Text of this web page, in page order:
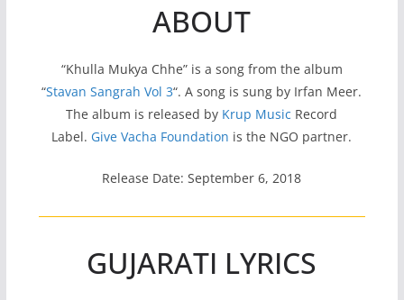
ABOUT
“Khulla Mukya Chhe” is a song from the album
“Stavan Sangrah Vol 3“. A song is sung by Irfan Meer.
The album is released by Krup Music Record
Label. Give Vacha Foundation is the NGO partner.
Release Date: September 6, 2018
GUJARATI LYRICS